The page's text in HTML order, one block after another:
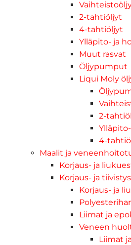
2-tahtiöljyt
4-tahtiöljyt
Ylläpito- ja
Muut rasvat
Öljypumput
Liqui Moly
2-
4-
Maalit ja
Korjaus- ja
Korjaus- ja
Korjaus- ja
Liimat ja
Veneen
Liimat